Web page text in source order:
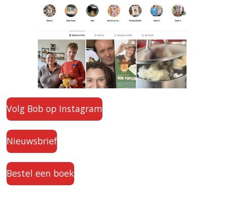
Volg Bob op Instagram
Nieuwsbrief
Bestel een boek